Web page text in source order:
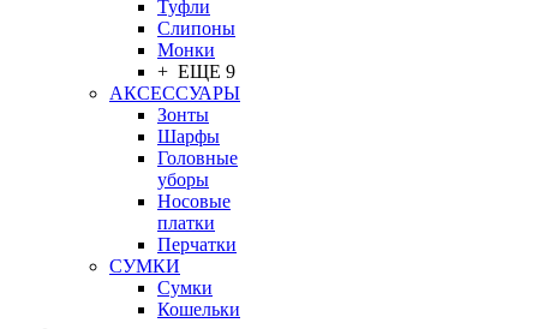
Туфли
Слипоны
Монки
+ ЕЩЕ 9
АКСЕССУАРЫ
Зонты
Шарфы
Головные
уборы
Носовые
платки
Перчатки
СУМКИ
Сумки
Кошельки